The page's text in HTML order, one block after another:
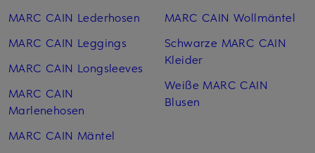
MARC CAIN Lederhosen
MARC CAIN Leggings
MARC CAIN Longsleeves
MARC CAIN
Marlenehosen
MARC CAIN Mäntel
MARC CAIN Woll­mäntel
Schwarze MARC CAIN
Kleider
Weiße MARC CAIN
Blusen